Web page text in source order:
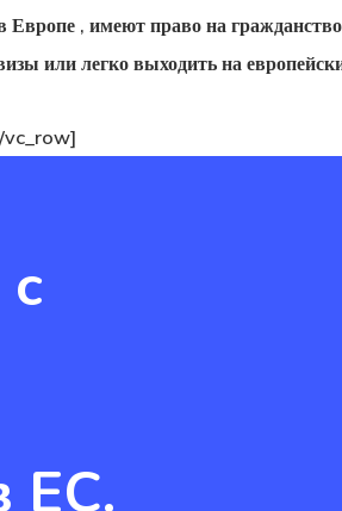
Европе , имеют право на
или легко выходить на
ЕС.